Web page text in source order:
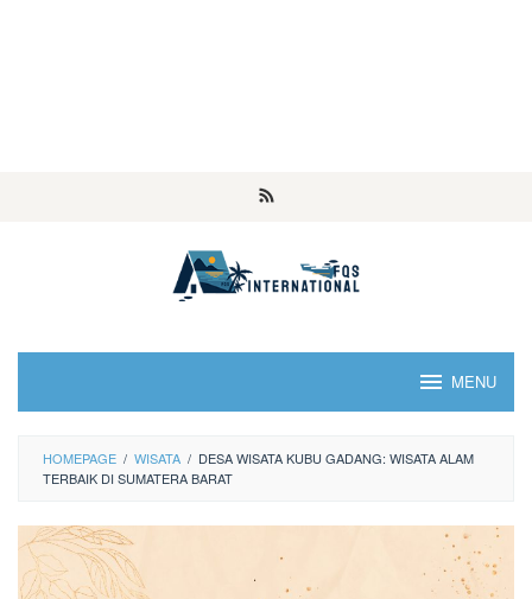
MENU
HOMEPAGE / WISATA / DESA WISATA KUBU GADANG: WISATA ALAM
TERBAIK DI SUMATERA BARAT